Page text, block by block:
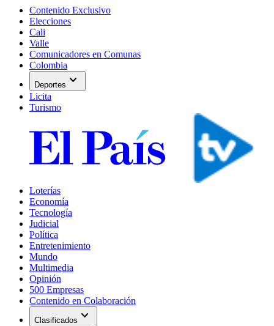
Contenido Exclusivo
Elecciones
Cali
Valle
Comunicadores en Comunas
Colombia
Deportes expand_more
Licita
Turismo
Loterías
Economía
Tecnología
Judicial
Política
Entretenimiento
Mundo
Multimedia
Opinión
500 Empresas
Contenido en Colaboración
Clasificados expand_more